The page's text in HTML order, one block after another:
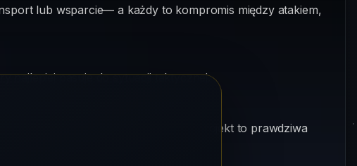
lub wsparcie— a każdy to kompromis między atakiem,
najlepiej pasuje do sytuacji taktycznej.
większą, źle zoptymalizowaną: projekt to prawdziwa